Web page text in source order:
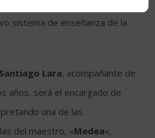
sistema de enseñanza de la
Santiago Lara, acompañante de
años, será el encargado de
una de las
del maestro, «Medea«,